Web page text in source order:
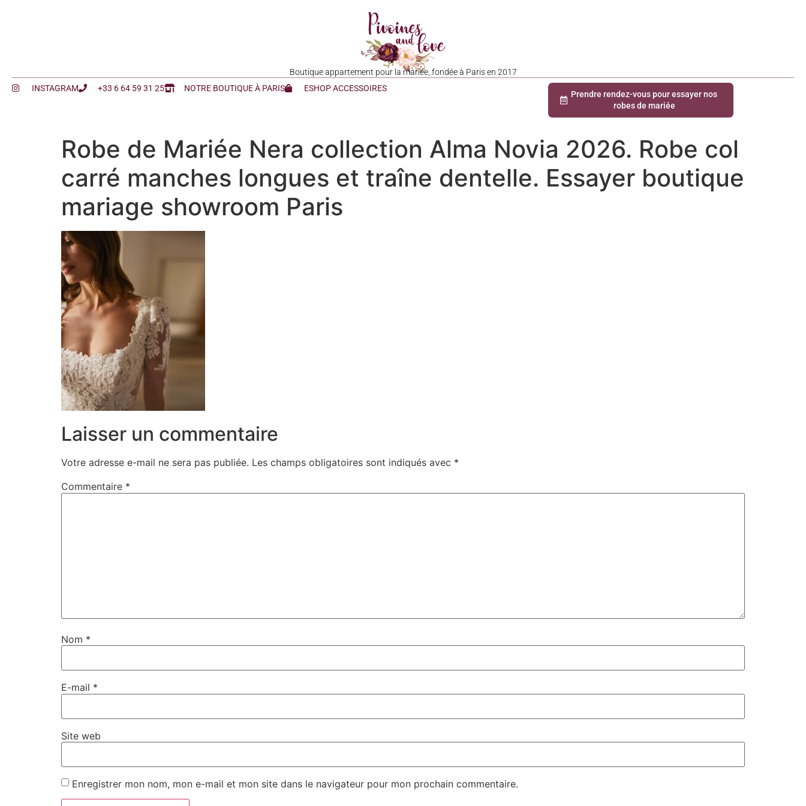
Boutique appartement pour la mariée, fondée à Paris en 2017
INSTAGRAM
+33 6 64 59 31 25 NOTRE BOUTIQUE À PARIS ESHOP ACCESSOIRES
Prendre rendez-vous pour essayer nos
robes de mariée
Robe de Mariée Nera collection Alma Novia 2026. Robe col
carré manches longues et traîne dentelle. Essayer boutique
mariage showroom Paris
Laisser un commentaire
Votre adresse e-mail ne sera pas publiée. Les champs obligatoires sont indiqués avec *
Commentaire *
Nom *
E-mail *
Site web
Enregistrer mon nom, mon e-mail et mon site dans le navigateur pour mon prochain commentaire.